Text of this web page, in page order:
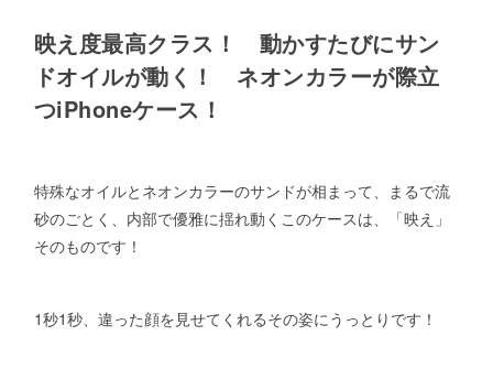
映え度最高クラス！ 動かすたびにサン
ドオイルが動く！ ネオンカラーが際立
つiPhoneケース！
特殊なオイルとネオンカラーのサンドが相まって、まるで流
砂のごとく、内部で優雅に揺れ動くこのケースは、「映え」
そのものです！
1秒1秒、違った顔を見せてくれるその姿にうっとりです！